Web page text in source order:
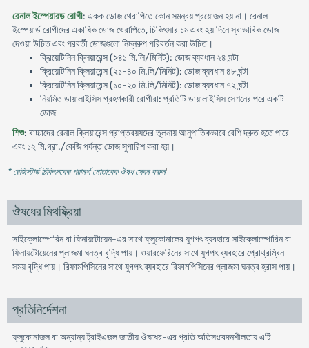
রেনাল ইস্পেয়ারড রোগী: একক ডোজ থেরাপিতে কোন সমন্বয় প্রয়োজন হয় না। রেনাল
ইস্পেয়ার্ড রোগীদের একাধিক ডোজ থেরাপিতে, চিকিৎসার ১ম এবং ২য় দিনে স্বাভাবিক ডোজ
দেওয়া উচিত এবং পরবর্তী ডোজগুলো নিম্নরুপ পরিবর্তন করা উচিত।
ক্রিয়েটিনিন ক্লিয়ারেন্স (>৪১ মি.লি/মিনিট): ডোজ ব্যবধান ২৪ ঘন্টা
ক্রিয়েটিনিন ক্লিয়ারেন্স (২১-৪০ মি.লি/মিনিট): ডোজ ব্যবধান ৪৮ ঘন্টা
ক্রিয়েটিনিন ক্লিয়ারেন্স (১০-২০ মি.লি/মিনিট): ডোজ ব্যবধান ৭২ ঘন্টা
নিয়মিত ডায়ালাইসিস গ্রহণকারী রোগীরা: প্রতিটি ডায়ালাইসিস সেশনের পরে একটি
ডোজ
শিশু: বাচ্চাদের রেনাল ক্লিয়ারেন্স প্রাপ্তবয়ষদের তুলনায় আনুপাতিকভাবে বেশি দ্রুত হতে পারে
এবং ১২ মি.গ্রা./কেজি পর্যন্ত ডোজ সুপারিশ করা হয়।
* রেজিস্টার্ড চিকিৎসকের পরামর্শ মোতাবেক ঔষধ সেবন করুন'
ঔষধের মিথষ্ক্রিয়া
সাইক্লোস্পোরিন বা ফিনায়টোয়েন-এর সাথে ফ্লুকোনালের যুগপৎ ব্যবহারে সাইক্লোস্পোরিন বা
ফিনায়টোয়েনের প্লাজমা ঘনত্ব বৃদ্ধি পায়। ওয়ারফেরিনের সাথে যুগপৎ ব্যবহারে প্রোথ্রম্বিন
সময় বৃদ্ধি পায়। রিফামপিসিনের সাথে যুগপৎ ব্যবহারে রিফামপিসিনের প্লাজমা ঘনত্ব হ্রাস পায়।
প্রতিনির্দেশনা
ফ্লুকোনাজল বা অন্যান্য ট্রাইএজল জাতীয় ঔষধের-এর প্রতি অতিসংবেদনশীলতায় এটি